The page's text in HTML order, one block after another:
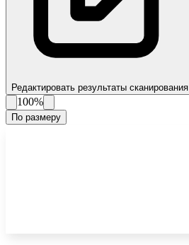
Редактировать результаты сканирования
100%
По размеру